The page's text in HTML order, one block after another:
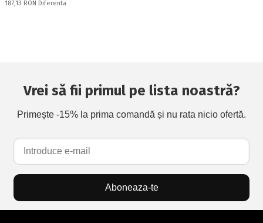
Спестявате:
187,13 RON Diferenta
Vrei să fii primul pe lista noastră?
Primește -15% la prima comandă și nu rata nicio ofertă.
Aboneaza-te